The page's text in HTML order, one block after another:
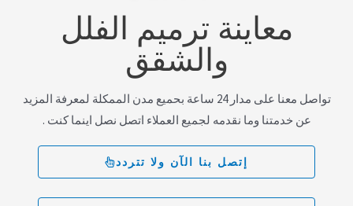
معاينة ترميم الفلل
والشقق
تواصل معنا على مدار 24 ساعة بحميع مدن الممكلة لمعرفة المزيد
عن خدمتنا وما نقدمه لجميع العملاء اتصل نصل اينما كنت .
إتصل بنا الآن ولا تتردد